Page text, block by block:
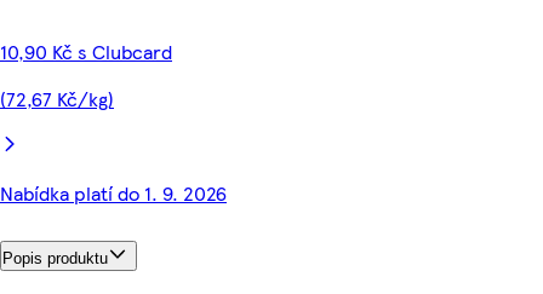
10,90 Kč s Clubcard
(72,67 Kč/kg)
Nabídka platí do 1. 9. 2026
Popis produktu